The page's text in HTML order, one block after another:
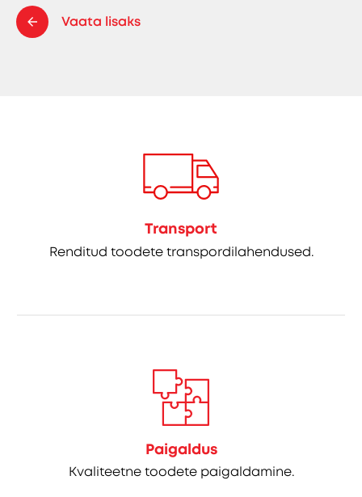
Vaata lisaks
Transport
Renditud toodete transpordilahendused.
Paigaldus
Kvaliteetne toodete paigaldamine.